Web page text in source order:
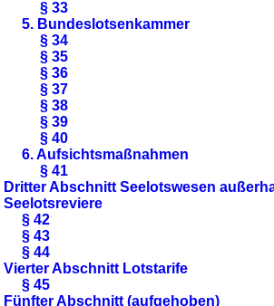
§ 33
5. Bundeslotsenkammer
§ 34
§ 35
§ 36
§ 37
§ 38
§ 39
§ 40
6. Aufsichtsmaßnahmen
§ 41
Dritter Abschnitt Seelotswesen
Seelotsreviere
§ 42
§ 43
§ 44
Vierter Abschnitt Lotstarife
§ 45
Fünfter Abschnitt (aufgehoben)